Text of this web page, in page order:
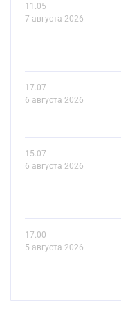
11.05
7 августа 2026
17.07
6 августа 2026
15.07
6 августа 2026
17.00
5 августа 2026